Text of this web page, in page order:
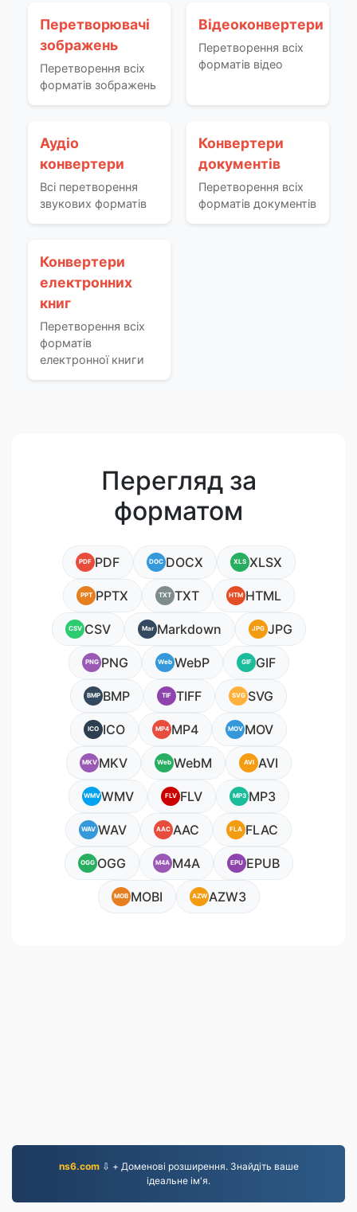
Перетворювачі
зображень
Перетворення всіх
форматів зображень
Відеоконвертери
Перетворення всіх
форматів відео
Аудіо
конвертери
Всі перетворення
звукових форматів
Конвертери
документів
Перетворення всіх
форматів документів
Конвертери
електронних
книг
Перетворення всіх
форматів
електронної книги
Перегляд за
форматом
PDF PDF DOC DOCX XLS XLSX
PPT PPTX TXT TXT HTM HTML
CSV CSV Mar Markdown JPG JPG
PNG PNG Web WebP GIF GIF
BMP BMP TIF TIFF SVG SVG
ICO ICO MP4 MP4 MOV MOV
MKV MKV Web WebM AVI AVI
WMVWMV FLV FLV MP3 MP3
WAV WAV AAC AAC FLA FLAC
OGG OGG M4A M4A EPU EPUB
MOB MOBI AZWAZW3
ns6.com⇩ + Доменові розширення. Знайдіть ваше
ідеальне ім'я.